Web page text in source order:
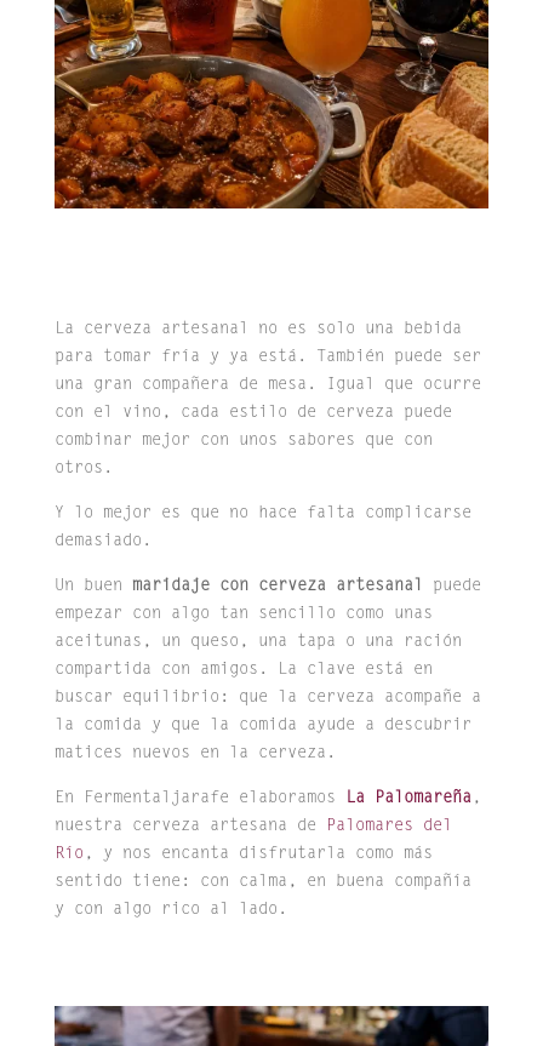
La cerveza artesanal no es solo una bebida
para tomar fría y ya está. También puede ser
una gran compañera de mesa. Igual que ocurre
con el vino, cada estilo de cerveza puede
combinar mejor con unos sabores que con
otros.
Y lo mejor es que no hace falta complicarse
demasiado.
Un buen maridaje con cerveza artesanal
puede
empezar con algo tan sencillo como unas
aceitunas, un queso, una tapa o una ración
compartida con amigos. La clave está en
buscar equilibrio: que la cerveza acompañe a
la comida y que la comida ayude a descubrir
matices nuevos en la cerveza.
En Fermentaljarafe elaboramos La Palomareña ,
nuestra cerveza artesana de
Palomares del
Río , y nos encanta disfrutarla como más
sentido tiene: con calma, en buena compañía
y con algo rico al lado.